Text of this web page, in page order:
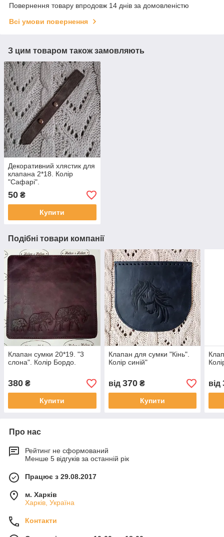
Повернення товару впродовж 14 днів за домовленістю
Всі умови повернення
З цим товаром також замовляють
Декоративний хлястик для
клапана 2*18. Колір
"Сафарі".
50 ₴
Купити
Подібні товари компанії
Клапан сумки 20*19. "3
слона". Колір Бордо.
380 ₴
Купити
Клапан для сумки "Кiнь".
Колір синій"
від 370₴
Купити
від
Про нас
Рейтинг не сформований
Менше 5 відгуків за останній рік
Працює з 29.08.2017
м. Харків
Харків, Україна
Контакти